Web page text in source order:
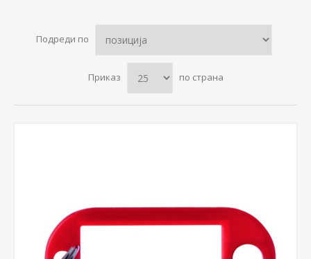
Подреди по
Приказ по страна